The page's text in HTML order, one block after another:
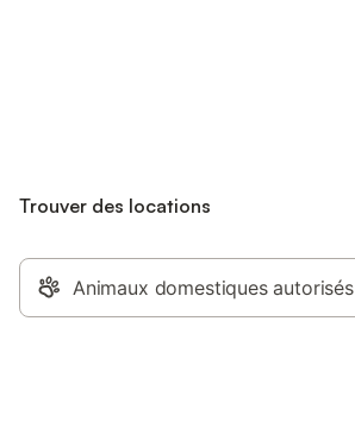
Trouver des locations
Animaux domestiques autorisés